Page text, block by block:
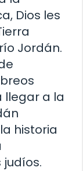
Dios les
Jordán.
llegar a la
historia